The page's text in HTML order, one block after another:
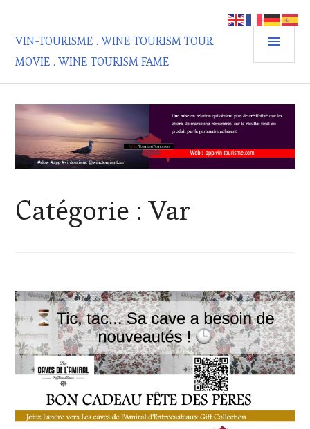
contenu
principal
VIN-TOURISME . WINE TOURISM TOUR
MOVIE . WINE TOURISM FAME
Catégorie :Var
CLUB
:
WINE
TASTING
VOUCHER,
CÔTES-
PROVENCE,
DOMAINE
VITICOLE,